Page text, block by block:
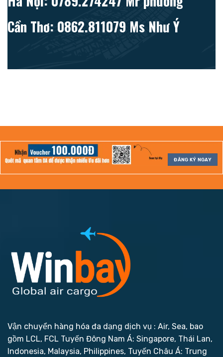
Cần Thơ: 0862.811079 Ms Như Ý
ĐĂNG KÝ NGAY
Vận chuyển hàng hóa đa dạng dịch vụ : Air, Sea, bao
gồm LCL, FCL Tuyến Đông Nam Á: Singapore, Thái Lan,
Indonesia, Malaysia, Philippines, Tuyến Châu Á: Trung